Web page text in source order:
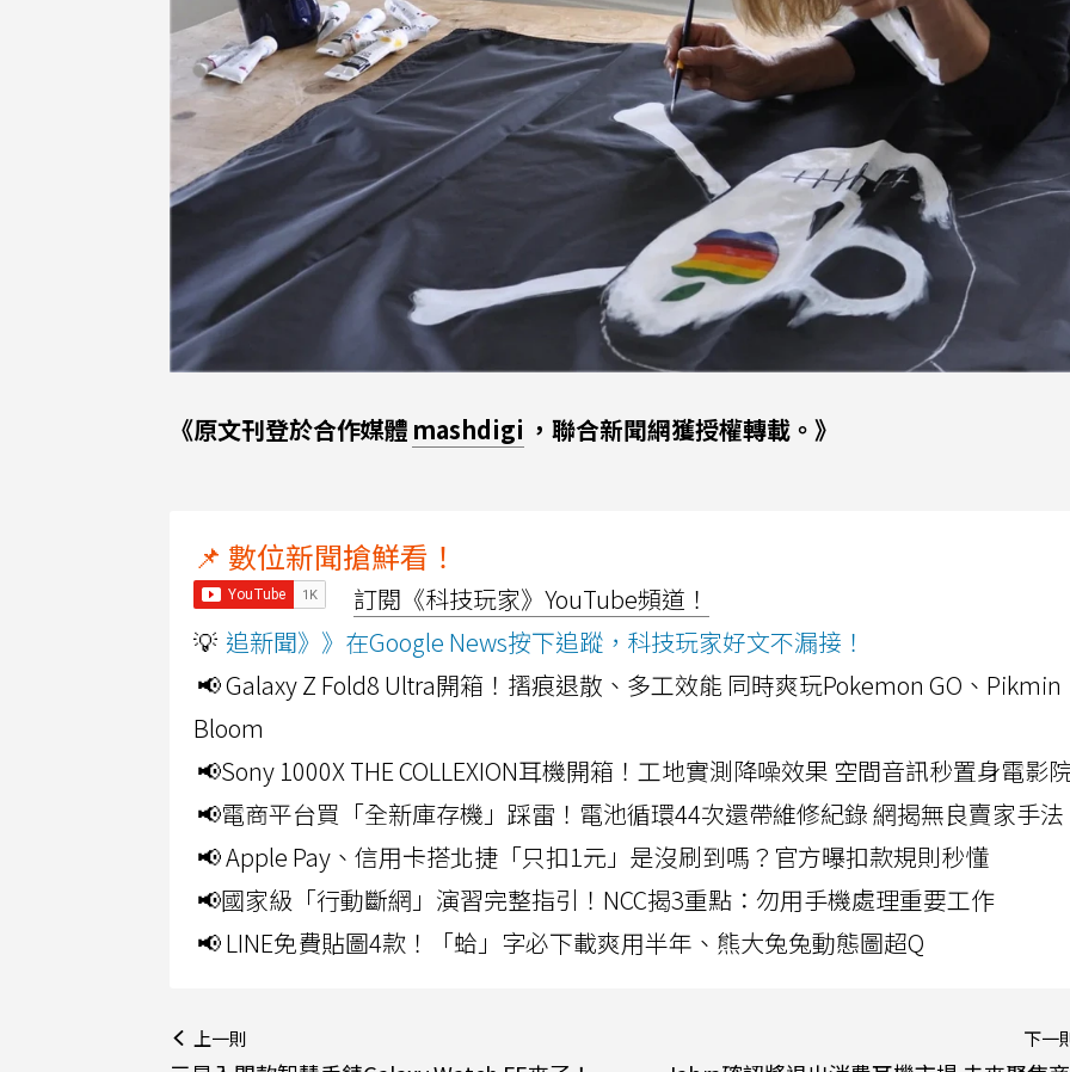
《原文刊登於合作媒體 mashdigi ，聯合新聞網獲授權轉載。》
📌 數位新聞搶鮮看！
訂閱《科技玩家》YouTube頻道！
💡 追新聞》》在Google News按下追蹤，科技玩家好文不漏接！
📢 Galaxy Z Fold8 Ultra開箱！摺痕退散、多工效能 同時爽玩Pokemon GO、Pikmin
Bloom
📢Sony 1000X THE COLLEXION耳機開箱！工地實測降噪效果 空間音訊秒置身電影
📢電商平台買「全新庫存機」踩雷！電池循環44次還帶維修紀錄 網揭無良賣家手法
📢 Apple Pay、信用卡搭北捷「只扣1元」是沒刷到嗎？官方曝扣款規則秒懂
📢國家級「行動斷網」演習完整指引！NCC揭3重點：勿用手機處理重要工作
📢 LINE免費貼圖4款！「蛤」字必下載爽用半年、熊大兔兔動態圖超Q
上一則 下一